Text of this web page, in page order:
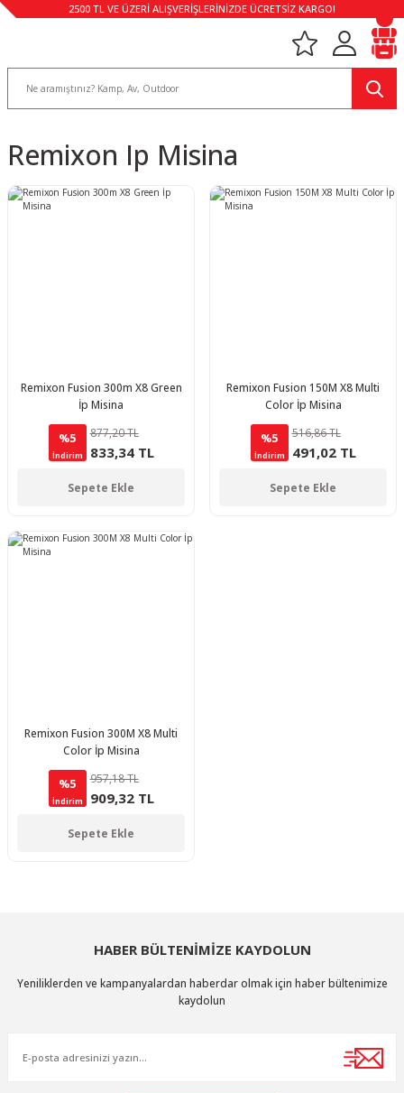
2500 TL VE ÜZERİ ALIŞVERİŞLERİNİZDE ÜCRETSİZ KARGO!
Remixon Ip Misina
Remixon Fusion 300m X8 Green
İp Misina
%5
İndirim
877,20 TL
833,34 TL
Sepete Ekle
Remixon Fusion 150M X8 Multi
Color İp Misina
%5
İndirim
516,86 TL
491,02 TL
Sepete Ekle
Remixon Fusion 300M X8 Multi
Color İp Misina
%5
İndirim
957,18 TL
909,32 TL
Sepete Ekle
HABER BÜLTENİMİZE KAYDOLUN
Yeniliklerden ve kampanyalardan haberdar olmak için haber bültenimize
kaydolun